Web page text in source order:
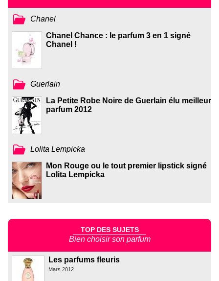
Chanel
Chanel Chance : le parfum 3 en 1 signé
Chanel !
Guerlain
La Petite Robe Noire de Guerlain élu meilleur
parfum 2012
Lolita Lempicka
Mon Rouge ou le tout premier lipstick signé
Lolita Lempicka
TOP DES SUJETS
Bien choisir son parfum
Les parfums fleuris
Mars 2012